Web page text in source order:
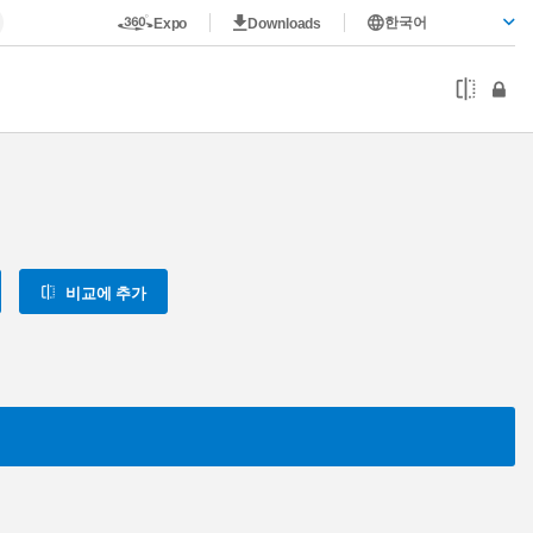
Expo Downloads 한국어
비교에 추가